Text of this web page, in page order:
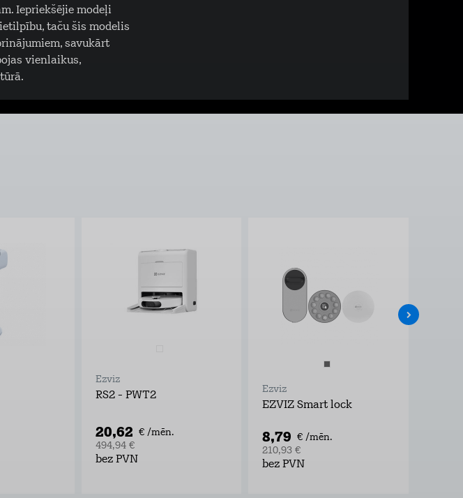
Iepriekšējie modeļi
taču šis modelis
savukārt
vienlaikus,
Ezviz
RS2 - PWT2
20,62 € /mēn.
494,94 €
bez PVN
Ezviz
EZVIZ Smart lock
8,79
€ /mēn.
210,93 €
bez PVN